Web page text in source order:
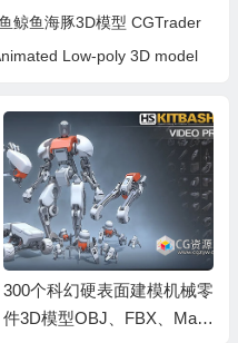
鲸鱼海豚3D模型 CGTrader
Low-poly 3D model
300个科幻硬表面建模机械零
件3D模型OBJ、FBX、May